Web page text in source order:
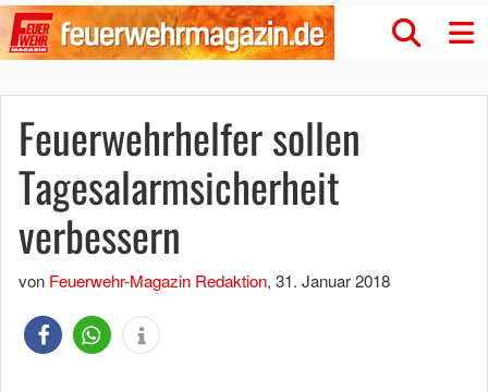
Feuerwehrhelfer sollen
Tagesalarmsicherheit
verbessern
von Feuerwehr-Magazin Redaktion, 31. Januar 2018